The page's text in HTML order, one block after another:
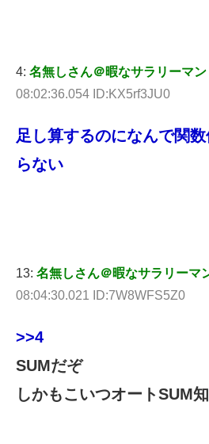
4: 名無しさん＠暇なサラリーマン
08:02:36.054 ID:KX5rf3JU0
足し算するのになんで関
らない
13: 名無しさん＠暇なサラリーマ
08:04:30.021 ID:7W8WFS5Z0
>>4
SUMだぞ
しかもこいつオートSUM